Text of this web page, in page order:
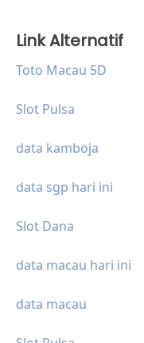
Link Alternatif
Toto Macau 5D
Slot Pulsa
data kamboja
data sgp hari ini
Slot Dana
data macau hari ini
data macau